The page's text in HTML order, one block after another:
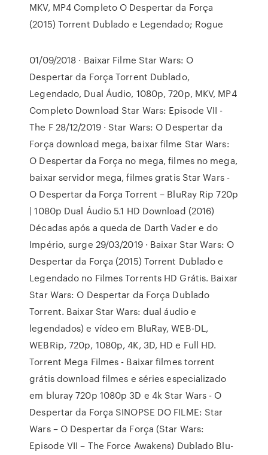
MKV, MP4 Completo O Despertar da Força
(2015) Torrent Dublado e Legendado; Rogue
01/09/2018 · Baixar Filme Star Wars: O
Despertar da Força Torrent Dublado,
Legendado, Dual Áudio, 1080p, 720p, MKV, MP4
Completo Download Star Wars: Episode VII -
The F 28/12/2019 · Star Wars: O Despertar da
Força download mega, baixar filme Star Wars:
O Despertar da Força no mega, filmes no mega,
baixar servidor mega, filmes gratis Star Wars -
O Despertar da Força Torrent – BluRay Rip 720p
| 1080p Dual Áudio 5.1 HD Download (2016)
Décadas após a queda de Darth Vader e do
Império, surge 29/03/2019 · Baixar Star Wars: O
Despertar da Força (2015) Torrent Dublado e
Legendado no Filmes Torrents HD Grátis. Baixar
Star Wars: O Despertar da Força Dublado
Torrent. Baixar Star Wars: dual áudio e
legendados) e vídeo em BluRay, WEB-DL,
WEBRip, 720p, 1080p, 4K, 3D, HD e Full HD.
Torrent Mega Filmes - Baixar filmes torrent
grátis download filmes e séries especializado
em bluray 720p 1080p 3D e 4k Star Wars - O
Despertar da Força SINOPSE DO FILME: Star
Wars – O Despertar da Força (Star Wars:
Episode VII – The Force Awakens) Dublado Blu-